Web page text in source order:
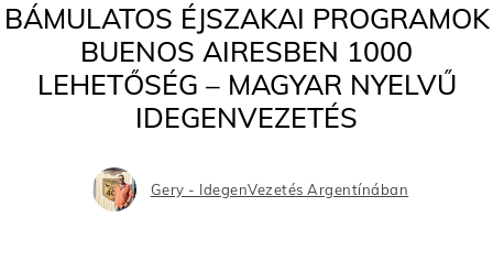
BÁMULATOS ÉJSZAKAI PROGRAMOK
BUENOS AIRESBEN 1000
LEHETŐSÉG – MAGYAR NYELVŰ
IDEGENVEZETÉS
Gery - IdegenVezetés Argentínában